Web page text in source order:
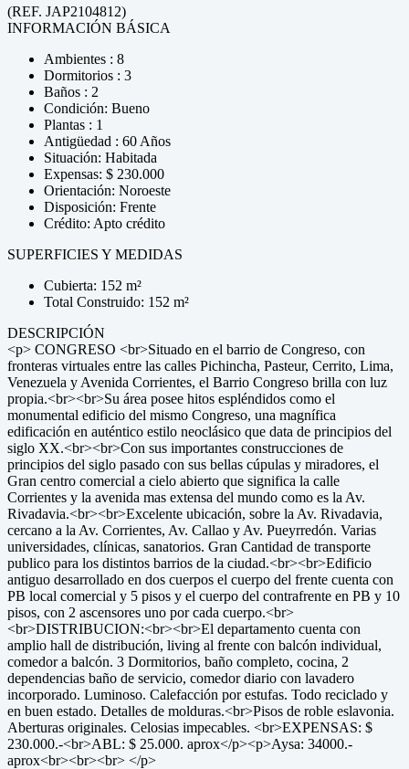
(REF. JAP2104812)
INFORMACIÓN BÁSICA
Ambientes : 8
Dormitorios : 3
Baños : 2
Condición: Bueno
Plantas : 1
Antigüedad : 60 Años
Situación: Habitada
Expensas: $ 230.000
Orientación: Noroeste
Disposición: Frente
Crédito: Apto crédito
SUPERFICIES Y MEDIDAS
Cubierta: 152 m²
Total Construido: 152 m²
DESCRIPCIÓN
<p> CONGRESO <br>Situado en el barrio de Congreso, con
fronteras virtuales entre las calles Pichincha, Pasteur, Cerrito, Lima,
Venezuela y Avenida Corrientes, el Barrio Congreso brilla con luz
propia.<br><br>Su área posee hitos espléndidos como el
monumental edificio del mismo Congreso, una magnífica
edificación en auténtico estilo neoclásico que data de principios del
siglo XX.<br><br>Con sus importantes construcciones de
principios del siglo pasado con sus bellas cúpulas y miradores, el
Gran centro comercial a cielo abierto que significa la calle
Corrientes y la avenida mas extensa del mundo como es la Av.
Rivadavia.<br><br>Excelente ubicación, sobre la Av. Rivadavia,
cercano a la Av. Corrientes, Av. Callao y Av. Pueyrredón. Varias
universidades, clínicas, sanatorios. Gran Cantidad de transporte
publico para los distintos barrios de la ciudad.<br><br>Edificio
antiguo desarrollado en dos cuerpos el cuerpo del frente cuenta con
PB local comercial y 5 pisos y el cuerpo del contrafrente en PB y 10
pisos, con 2 ascensores uno por cada cuerpo.<br>
<br>DISTRIBUCION:<br><br>El departamento cuenta con
amplio hall de distribución, living al frente con balcón individual,
comedor a balcón. 3 Dormitorios, baño completo, cocina, 2
dependencias baño de servicio, comedor diario con lavadero
incorporado. Luminoso. Calefacción por estufas. Todo reciclado y
en buen estado. Detalles de molduras.<br>Pisos de roble eslavonia.
Aberturas originales. Celosias impecables. <br>EXPENSAS: $
230.000.-<br>ABL: $ 25.000. aprox</p><p>Aysa: 34000.-
aprox<br><br><br> </p>